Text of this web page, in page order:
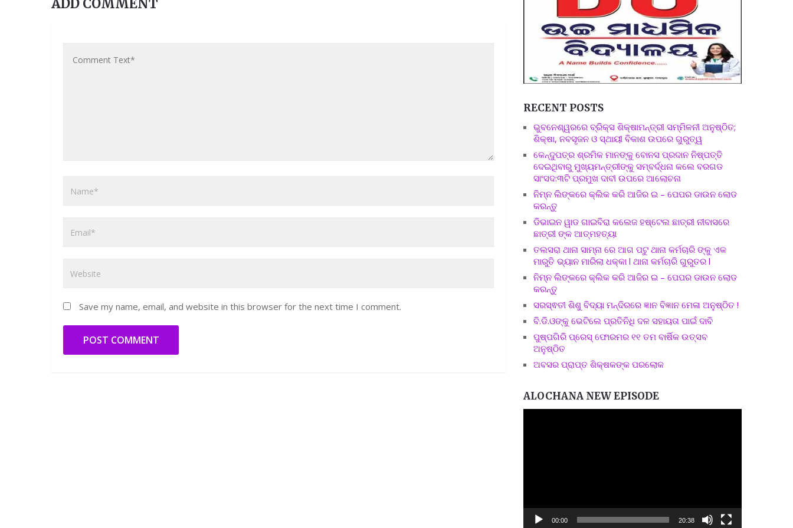
ADD COMMENT
Save my name, email, and website in this browser for the next time I comment.
RECENT POSTS
ଭୁବନେଶ୍ୱରରେ ବ୍ରିକ୍ସ ଶିକ୍ଷାମନ୍ତ୍ରୀ ସମ୍ମିଳନୀ ଅନୁଷ୍ଠିତ;
ଶିକ୍ଷା, ନବସୃଜନ ଓ ସ୍ଥାୟୀ ବିକାଶ ଉପରେ ଗୁରୁତ୍ୱ
କେନ୍ଦୁପତ୍ର ଶ୍ରମିକ ମାନଙ୍କୁ ବୋନସ ପ୍ରଦାନ ନିଷ୍ପତ୍ତି
ଦେଇଥିବାରୁ ମୁଖ୍ୟମନ୍ତ୍ରୀଙ୍କୁ ସମ୍ବର୍ଦ୍ଧନା କଲେ ବରଗଡ
ସାଂସଦ:୩ଟି ପ୍ରମୁଖ ଦାବୀ ଉପରେ ଆଲୋଚନା
ନିମ୍ନ ଲିଙ୍କରେ କ୍ଲିକ କରି ଆଜିର ଇ – ପେପର ଡାଉନ ଲୋଡ
କରନ୍ତୁ
ଡିଭାଇନ ୱାଡ ଗାଇବିରା କଲେଜ ହଷ୍ଟେଲ ଛାତ୍ରୀ ନୀବାସରେ
ଛାତ୍ରୀ ଙ୍କ ଆତ୍ମହତ୍ୟା
ତଲସରା ଥାନା ସାମ୍ନା ରେ ଆଗ ପଟୁ ଥାନା କର୍ମଚାରି ଙ୍କୁ ଏକ
ମାରୁତି ଭ୍ୟାନ ମାରିଲା ଧକ୍କା l ଥାନା କର୍ମଚାରି ଗୁରୁତର l
ନିମ୍ନ ଲିଙ୍କରେ କ୍ଲିକ କରି ଆଜିର ଇ – ପେପର ଡାଉନ ଲୋଡ
କରନ୍ତୁ
ସରସ୍ଵତୀ ଶିଶୁ ବିଦ୍ୟା ମନ୍ଦିରରେ ଜ୍ଞାନ ବିଜ୍ଞାନ ମେଳା ଅନୁଷ୍ଠିତ !
ବି.ଡି.ଓଙ୍କୁ ଭେଟିଲେ ପ୍ରତିନିଧି ଦଳ ସହାୟତା ପାଇଁ ଦାବି
ପୁଷ୍ପଗିରି ପ୍ରେସ୍ ଫୋରମର ୧୧ ତମ ବାର୍ଷିକ ଉତ୍ସବ
ଅନୁଷ୍ଠିତ
ଅବସର ପ୍ରାପ୍ତ ଶିକ୍ଷକଙ୍କ ପରଲୋକ
ALOCHANA NEW EPISODE
00:00 20:38